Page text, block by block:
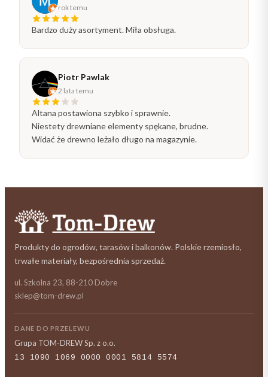
rok temu
Bardzo duży asortyment. Miła obsługa.
Piotr Pawlak
2 lata temu
Altana postawiona szybko i sprawnie.
Niestety drewniane elementy spękane, brudne.
Widać że drewno leżało długo na magazynie.
Produkty do ogrodów, tarasów i balkonów. Polskie rzemiosło,
trwałe materiały, bezpośrednia sprzedaż.
ul. Szkolna 23, 88-210 Dobre
sklep@tom-drew.pl
DANE DO PRZELEWU
Grupa TOM-DREW Sp. z o.o.
13 1090 1069 0000 0001 5814 5574